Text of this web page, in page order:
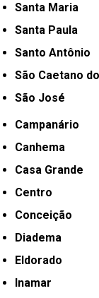
Santa Maria
Santa Paula
Santo Antônio
São Caetano
São José
Campanário
Canhema
Casa Grande
Centro
Conceição
Diadema
Eldorado
Inamar